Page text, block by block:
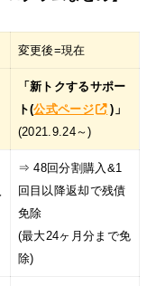
変更後=現在
「新トクするサポー
ト(公式ページ
)」
(2021.9.24～)
⇒ 48回分割購入&1
回目以降返却で残債
免除
(最大24ヶ月分まで免
除)